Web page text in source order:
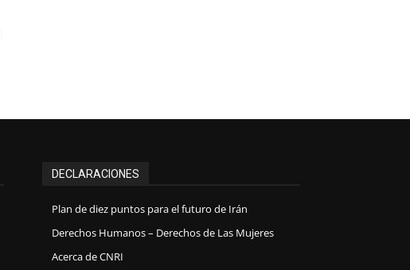
DECLARACIONES
Plan de diez puntos para el futuro de Irán
Derechos Humanos – Derechos de Las Mujeres
Acerca de CNRI